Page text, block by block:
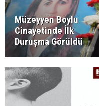
Müzeyyen Boylu
Cinayetinde İlk
Duruşma Görüldü